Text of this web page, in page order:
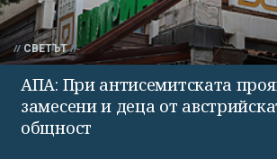
СВЕТЪТ
АПА: При антисемитската
замесени и деца от
общност